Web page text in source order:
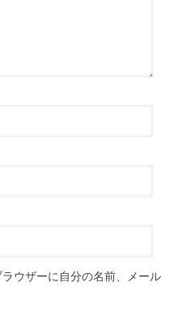
ウザーに自分の名前、メール